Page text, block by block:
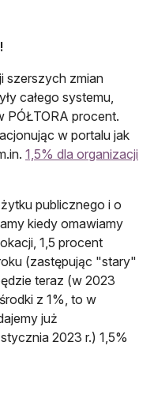
szerszych zmian
całego systemu,
PÓŁTORA procent.
w portalu jak
1,5% dla organizacji
publicznego i o
kiedy omawiamy
1,5 procent
(zastępując "stary"
teraz (w 2023
z 1%, to w
już
2023 r.) 1,5%